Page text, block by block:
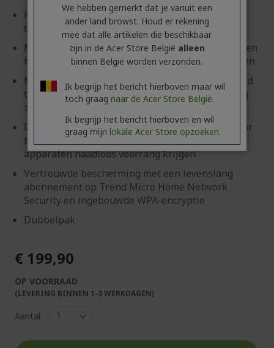
Hoge capaciteit 6GHz en dubbele
transmissiesnelheden met 320 MHz lanes
Met Multi-Link Mesh kunnen meerdere apparaten
tegelijkertijd verbinding maken met Wi-Fi-banden
Meerdere ethernetpoorten voegen bruikbaarheid
toe op momenten dat directe verbindingen nodig
zijn
De Hybrid QoS biedt een krachtige oplossing voor
bandbreedtebeheer, waarbij toepassingen en
apparaten naadloos voorrang krijgen
Vertrouwde bescherming met een levenslang
abonnement op Trend Micro Home Network
Security en ingebouwde WPA-encryptie
Dubbelpak
€ 199,90
OP VOORRAAD
(LEVERING BINNEN 1-3 WERKDAGEN)
Aantal:
We hebben gemerkt dat je vanuit een
ander land browst. Houd er rekening
mee dat alle artikelen die beschikbaar
zijn in de Acer Store België alleen
binnen België worden verzonden.
Ik begrijp het bericht hierboven maar wil
toch graag naar de Acer Store België.
Ik begrijp het bericht hierboven en wil
graag mijn lokale Acer Store opzoeken.